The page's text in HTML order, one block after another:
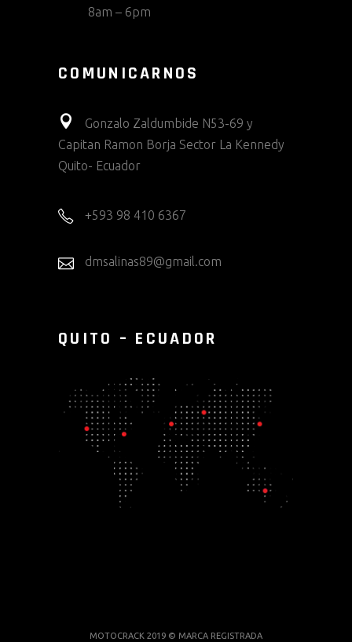
8am – 6pm
COMUNICARNOS
Gonzalo Zaldumbide N53-69 y
Capitan Ramon Borja Sector La Kennedy
Quito- Ecuador
+593 98 410 6367
dmsalinas89@gmail.com
QUITO – ECUADOR
MOTOCRACK 2019 © MARCA REGISTRADA